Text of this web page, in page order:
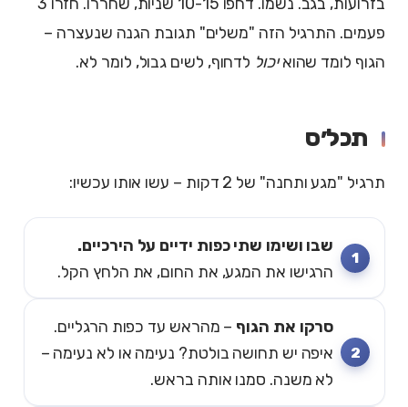
פעמים. התרגיל הזה "משלים" תגובת הגנה שנעצרה –
הגוף לומד שהואיכול לדחוף, לשים גבול, לומר לא.
תכל׳ס
תרגיל "מגע ותחנה" של 2 דקות – עשו אותו עכשיו:
שבו ושימו שתי כפות ידיים על הירכיים.
הרגישו את המגע, את החום, את הלחץ הקל.
סרקו את הגוף – מהראש עד כפות הרגליים.
איפה יש תחושה בולטת? נעימה או לא נעימה –
לא משנה. סמנו אותה בראש.